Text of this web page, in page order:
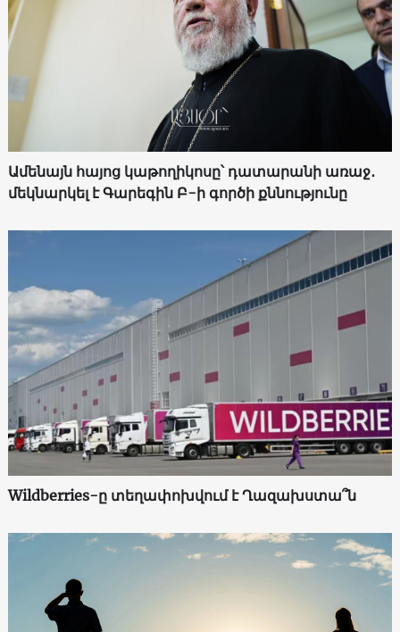
Ամենայն հայոց կաթողիկոսը՝ դատարանի առաջ․
մեկնարկել է Գարեգին Բ-ի գործի քննությունը
Wildberries-ը տեղափոխվում է Ղազախստա՞ն